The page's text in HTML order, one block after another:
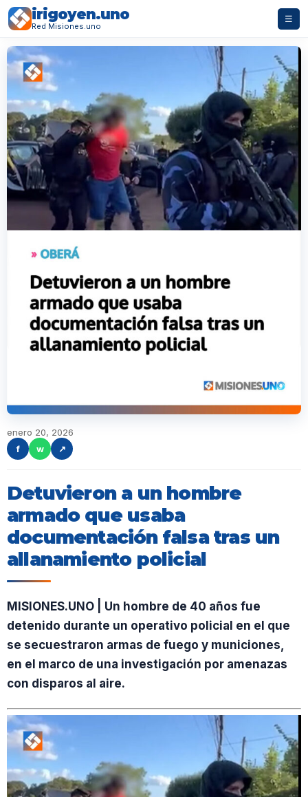
irigoyen.uno
Red Misiones.uno
☰
enero 20, 2026
f
w ↗
Detuvieron a un hombre
armado que usaba
documentación falsa tras un
allanamiento policial
MISIONES.UNO | Un hombre de 40 años fue
detenido durante un operativo policial en el que
se secuestraron armas de fuego y municiones,
en el marco de una investigación por amenazas
con disparos al aire.